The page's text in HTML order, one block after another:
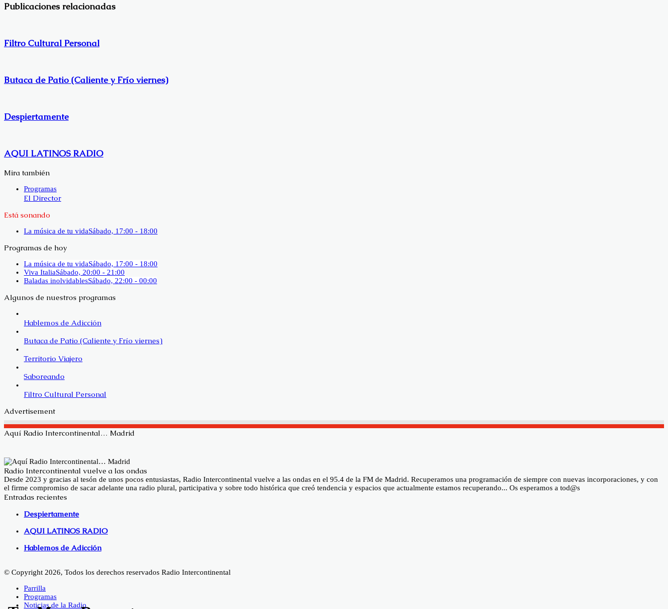
Publicaciones relacionadas
Filtro Cultural Personal
Butaca de Patio (Caliente y Frío viernes)
Despiertamente
AQUI LATINOS RADIO
Mira también
Programas
El Director
Está sonando
La música de tu vidaSábado, 17:00 - 18:00
Programas de hoy
La música de tu vidaSábado, 17:00 - 18:00
Viva ItaliaSábado, 20:00 - 21:00
Baladas inolvidablesSábado, 22:00 - 00:00
Algunos de nuestros programas
Hablemos de Adicción
Butaca de Patio (Caliente y Frío viernes)
Territorio Viajero
Saboreando
Filtro Cultural Personal
Advertisement
Aquí Radio Intercontinental… Madrid
Radio Intercontinental vuelve a las ondas
Desde 2023 y gracias al tesón de unos pocos entusiastas, Radio Intercontinental vuelve a las ondas en el 95.4 de la FM de Madrid. Recuperamos una programación de siempre con nuevas incorporaciones, y con
el firme compromiso de sacar adelante una radio plural, participativa y sobre todo histórica que creó tendencia y espacios que actualmente estamos recuperando... Os esperamos a tod@s
Entradas recientes
Despiertamente
AQUI LATINOS RADIO
Hablemos de Adicción
© Copyright 2026, Todos los derechos reservados Radio Intercontinental
Parrilla
Programas
Noticias de la Radio